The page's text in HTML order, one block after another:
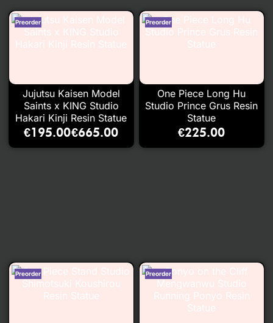
Jujutsu Kaisen Model
Saints x KING Studio
Hakari Kinji Resin Statue
€195.00€665.00
One Piece Long Hu
Studio Prince Grus Resin
Statue
€225.00